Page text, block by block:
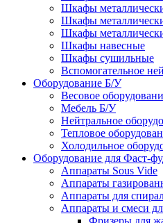
Шкафы
Шкафы
Шкафы
Шкафы навесные
Шкафы сушильные
Вспомогательное
Оборудование Б/У
Весовое
Мебель Б/У
Нейтральное
Тепловое
Холодильное
Оборудование для Фаст-
Аппараты Sous Vide
Аппараты
Аппараты для
Аппараты и смеси
Фризеры для